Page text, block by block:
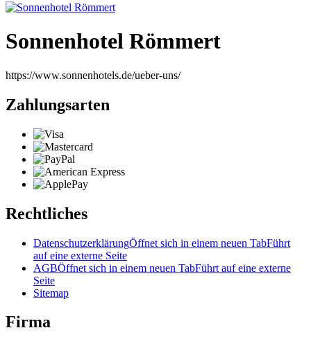
Sonnenhotel Römmert
https://www.sonnenhotels.de/ueber-uns/
Zahlungsarten
Rechtliches
DatenschutzerklärungÖffnet sich in einem neuen TabFührt
auf eine externe Seite
AGBÖffnet sich in einem neuen TabFührt auf eine externe
Seite
Sitemap
Firma